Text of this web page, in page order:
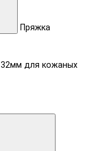
Пряжка
для кожаных